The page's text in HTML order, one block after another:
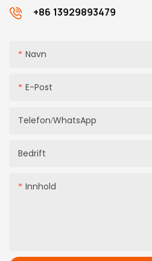
+86 13929893479
Navn
E-Post
Telefon/WhatsApp
Bedrift
Innhold